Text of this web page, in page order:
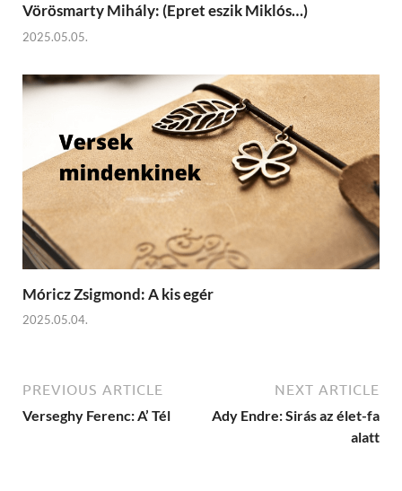
Vörösmarty Mihály: (Epret eszik Miklós…)
2025.05.05.
Móricz Zsigmond: A kis egér
2025.05.04.
PREVIOUS ARTICLE
Verseghy Ferenc: A’ Tél
NEXT ARTICLE
Ady Endre: Sirás az élet-fa
alatt